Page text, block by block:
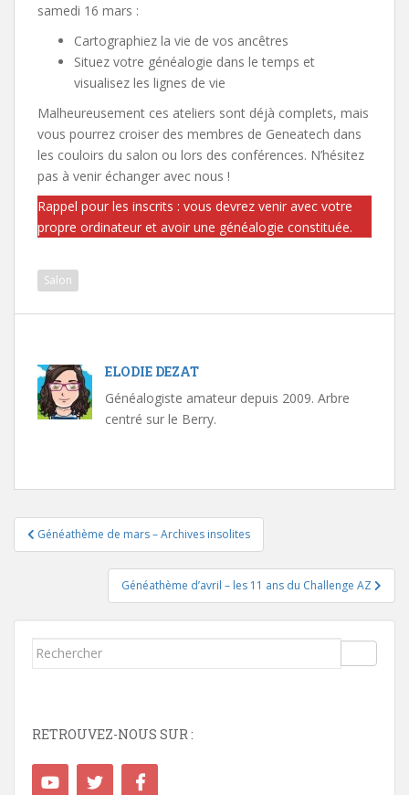
samedi 16 mars :
Cartographiez la vie de vos ancêtres
Situez votre généalogie dans le temps et
visualisez les lignes de vie
Malheureusement ces ateliers sont déjà complets, mais
vous pourrez croiser des membres de Geneatech dans
les couloirs du salon ou lors des conférences. N’hésitez
pas à venir échanger avec nous !
Rappel pour les inscrits : vous devrez venir avec votre
propre ordinateur et avoir une généalogie constituée.
Salon
ELODIE DEZAT
Généalogiste amateur depuis 2009. Arbre
centré sur le Berry.
Navigation
de
l’article
Généathème de mars – Archives insolites
Généathème d’avril – les 11 ans du Challenge AZ
Rechercher...
RETROUVEZ-NOUS SUR :